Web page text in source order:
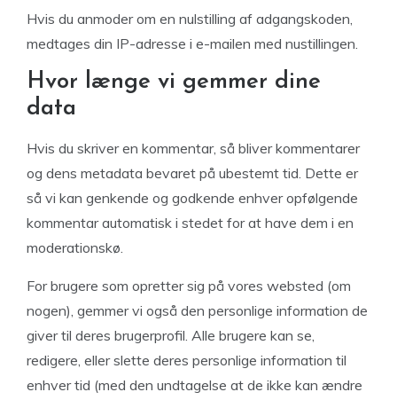
Hvis du anmoder om en nulstilling af adgangskoden,
medtages din IP-adresse i e-mailen med nustillingen.
Hvor længe vi gemmer dine
data
Hvis du skriver en kommentar, så bliver kommentarer
og dens metadata bevaret på ubestemt tid. Dette er
så vi kan genkende og godkende enhver opfølgende
kommentar automatisk i stedet for at have dem i en
moderationskø.
For brugere som opretter sig på vores websted (om
nogen), gemmer vi også den personlige information de
giver til deres brugerprofil. Alle brugere kan se,
redigere, eller slette deres personlige information til
enhver tid (med den undtagelse at de ikke kan ændre